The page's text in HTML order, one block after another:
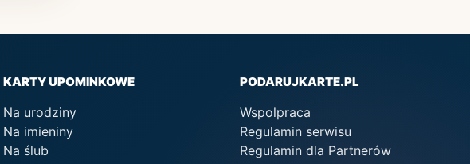
KARTY UPOMINKOWE
Na urodziny
Na imieniny
Na ślub
PODARUJKARTE.PL
Wspolpraca
Regulamin serwisu
Regulamin dla Partnerów